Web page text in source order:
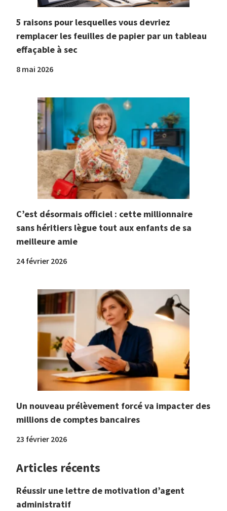
5 raisons pour lesquelles vous devriez
remplacer les feuilles de papier par un tableau
effaçable à sec
8 mai 2026
C’est désormais officiel : cette millionnaire
sans héritiers lègue tout aux enfants de sa
meilleure amie
24 février 2026
Un nouveau prélèvement forcé va impacter des
millions de comptes bancaires
23 février 2026
Articles récents
Réussir une lettre de motivation d’agent
administratif